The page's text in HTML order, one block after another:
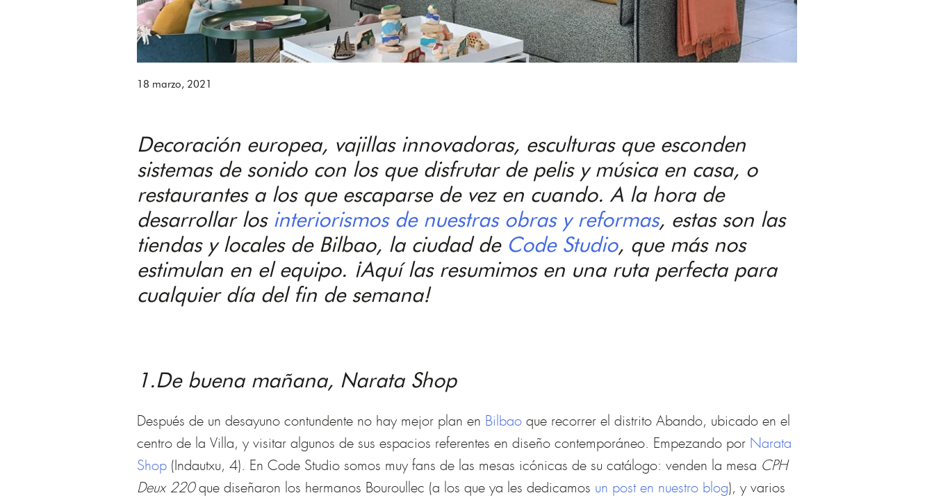
18 marzo, 2021
Decoración europea, vajillas innovadoras, esculturas que esconden
sistemas de sonido con los que disfrutar de pelis y música en casa, o
restaurantes a los que escaparse de vez en cuando. A la hora de
desarrollar los interiorismosde nuestras obras y reformas, estas son las
tiendas y locales de Bilbao, la ciudad de Code Studio, que más nos
estimulan en el equipo. ¡Aquí las resumimos en una ruta perfecta para
cualquier día del fin de semana!
1.De buena mañana, Narata Shop
Después de un desayuno contundente no hay mejor plan en Bilbao que recorrer el distrito Abando, ubicado en el
centro de la Villa, y visitar algunos de sus espacios referentes en diseño contemporáneo. Empezando por Narata
Shop (Indautxu, 4). En Code Studio somos muy fans de las mesas icónicas de su catálogo: venden la mesa CPH
Deux 220que diseñaron los hermanos Bouroullec (a los que ya les dedicamos un post en nuestro blog), y varios